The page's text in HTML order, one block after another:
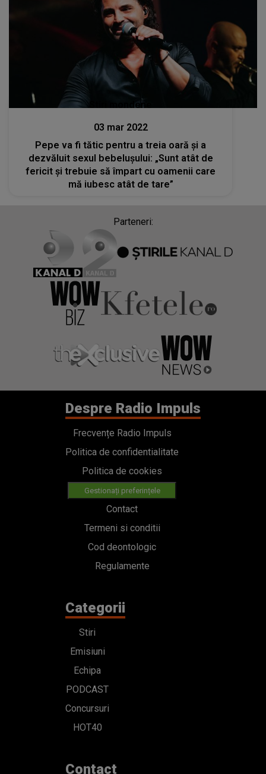
Stiri mondene
03 mar 2022
Pepe va fi tătic pentru a treia oară și a
dezvăluit sexul bebelușului: „Sunt atât de
fericit și trebuie să împart cu oamenii care
mă iubesc atât de tare”
Parteneri:
Despre Radio Impuls
Frecvențe Radio Impuls
Politica de confidentialitate
Politica de cookies
Gestionați preferințele
Contact
Termeni si conditii
Cod deontologic
Regulamente
Categorii
Stiri
Emisiuni
Echipa
PODCAST
Concursuri
HOT40
Contact